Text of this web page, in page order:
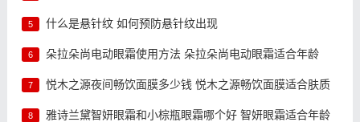
5 什么是悬针纹 如何预防悬针纹出现
6 朵拉朵尚电动眼霜使用方法 朵拉朵尚电动眼霜适合年龄
7 悦木之源夜间畅饮面膜多少钱 悦木之源畅饮面膜适合肤质
8 雅诗兰黛智妍眼霜和小棕瓶眼霜哪个好 智妍眼霜适合年龄